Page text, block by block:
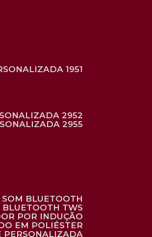
1951
2952
2955
SOM BLUETOOTH
BLUETOOTH TWS
POR INDUÇÃO
EM POLIÉSTER
PERSONALIZADA